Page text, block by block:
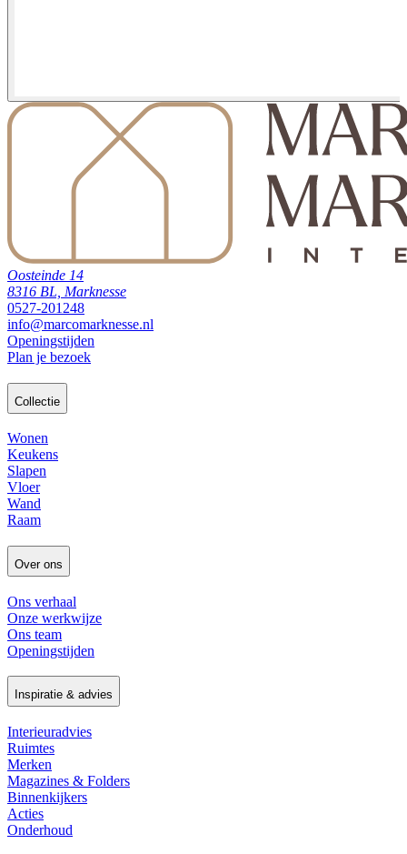
Oosteinde 14
8316 BL, Marknesse
0527-201248
info@marcomarknesse.nl
Openingstijden
Plan je bezoek
Collectie
Wonen
Keukens
Slapen
Vloer
Wand
Raam
Over ons
Ons verhaal
Onze werkwijze
Ons team
Openingstijden
Inspiratie & advies
Interieuradvies
Ruimtes
Merken
Magazines & Folders
Binnenkijkers
Acties
Onderhoud